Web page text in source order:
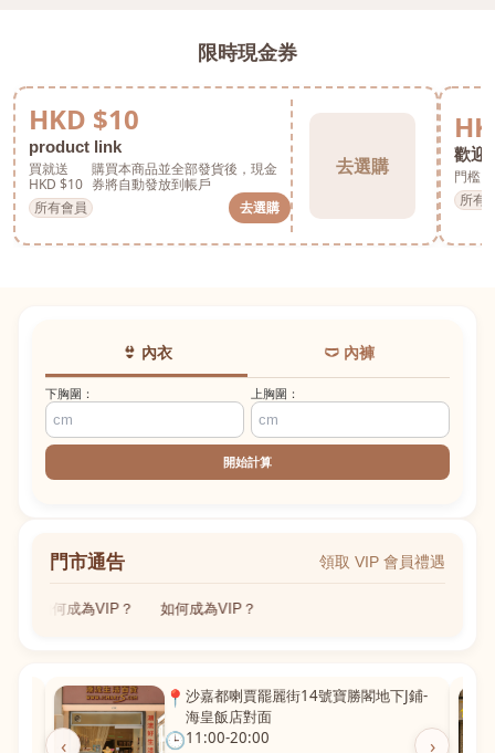
限時現金券
HKD $10
product link
買就送
HKD $10
購買本商品並全部發貨後，現金
券將自動發放到帳戶
所有會員
去選購
去選購
歡迎
門檻
所有
👙 內衣 🩲 內褲
下胸圍： 上胸圍：
開始計算
門市通告 領取 VIP 會員禮遇
如何成為VIP？ 如何成為VIP？
‹ ›
📍 沙嘉都喇賈罷麗街14號寶勝閣地下J鋪-
海皇飯店對面
🕒11:00-20:00